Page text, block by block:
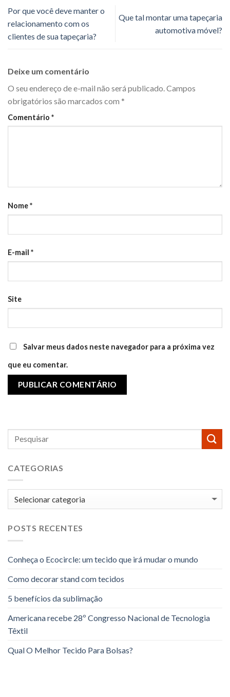
CATEGORIAS
POSTS RECENTES
Conheça o Ecocircle: um tecido que irá mudar o mundo
Como decorar stand com tecidos
5 benefícios da sublimação
Americana recebe 28º Congresso Nacional de Tecnologia
Têxtil
Qual O Melhor Tecido Para Bolsas?
Por que você deve manter o
relacionamento com os
clientes de sua tapeçaria?
Que tal montar uma tapeçaria
automotiva móvel?
Deixe um comentário
O seu endereço de e-mail não será publicado. Campos
obrigatórios são marcados com *
Comentário *
Nome*
E-mail *
Site
Salvar meus dados neste navegador para a próxima vez
que eu comentar.